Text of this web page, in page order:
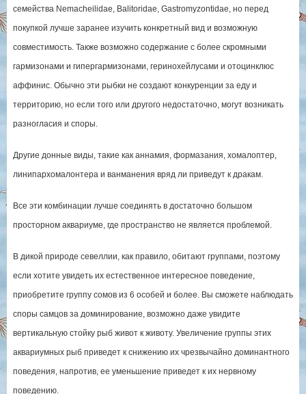
семейства Nemacheilidae, Balitoridae, Gastromyzontidae, но перед
покупкой лучше заранее изучить конкретный вид и возможную
совместимость. Также возможно содержание с более скромными
гармизонами и гипергармизонами, геринохейлусами и отоцинклюс
аффинис. Обычно эти рыбки не создают конкуренции за еду и
территорию, но если того или другого недостаточно, могут возникать
разногласия и споры.
Другие донные виды, такие как аннамия, формазания, хомалоптер,
линипархомалонтера и ванманения вряд ли приведут к дракам.
Все эти комбинации лучше соединять в достаточно большом
просторном аквариуме, где пространство не является проблемой.
В дикой природе севеллии, как правило, обитают группами, поэтому
если хотите увидеть их естественное интересное поведение,
приобретите группу сомов из 6 особей и более. Вы сможете наблюдать
споры самцов за доминирование, возможно даже увидите
вертикальную стойку рыб живот к животу. Увеличение группы этих
аквариумных рыб приведет к снижению их чрезвычайно доминантного
поведения, напротив, ее уменьшение приведет к их нервному
поведению.